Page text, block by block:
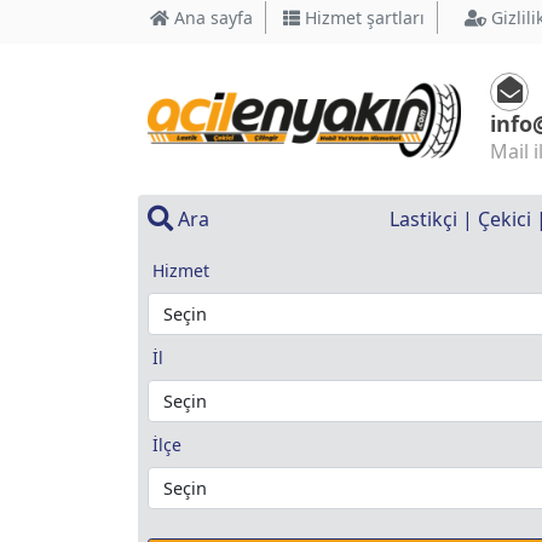
Ana sayfa Hizmet şartları
Mail
Ara Lastikçi | Çekici
Hizmet
İl
İlçe